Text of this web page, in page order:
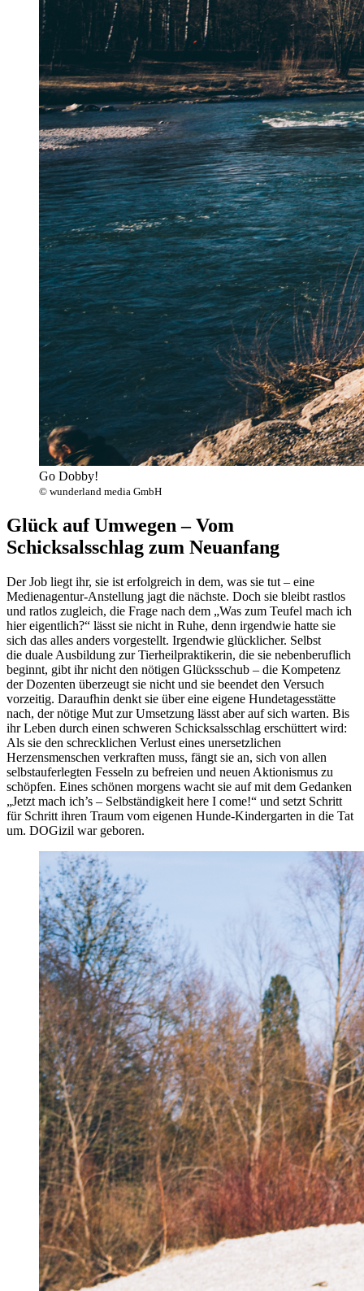
Go Dobby!
© wunderland media GmbH
Glück auf Umwegen – Vom
Schicksalsschlag zum Neuanfang
Der Job liegt ihr, sie ist erfolgreich in dem, was sie tut – eine
Medienagentur-Anstellung jagt die nächste. Doch sie bleibt rastlos
und ratlos zugleich, die Frage nach dem „Was zum Teufel mach ich
hier eigentlich?“ lässt sie nicht in Ruhe, denn irgendwie hatte sie
sich das alles anders vorgestellt. Irgendwie glücklicher. Selbst
die duale Ausbildung zur Tierheilpraktikerin, die sie nebenberuflich
beginnt, gibt ihr nicht den nötigen Glücksschub – die Kompetenz
der Dozenten überzeugt sie nicht und sie beendet den Versuch
vorzeitig. Daraufhin denkt sie über eine eigene Hundetagesstätte
nach, der nötige Mut zur Umsetzung lässt aber auf sich warten. Bis
ihr Leben durch einen schweren Schicksalsschlag erschüttert wird:
Als sie den schrecklichen Verlust eines unersetzlichen
Herzensmenschen verkraften muss, fängt sie an, sich von allen
selbstauferlegten Fesseln zu befreien und neuen Aktionismus zu
schöpfen. Eines schönen morgens wacht sie auf mit dem Gedanken
„Jetzt mach ich’s – Selbständigkeit here I come!“ und setzt Schritt
für Schritt ihren Traum vom eigenen Hunde-Kindergarten in die Tat
um. DOGizil war geboren.